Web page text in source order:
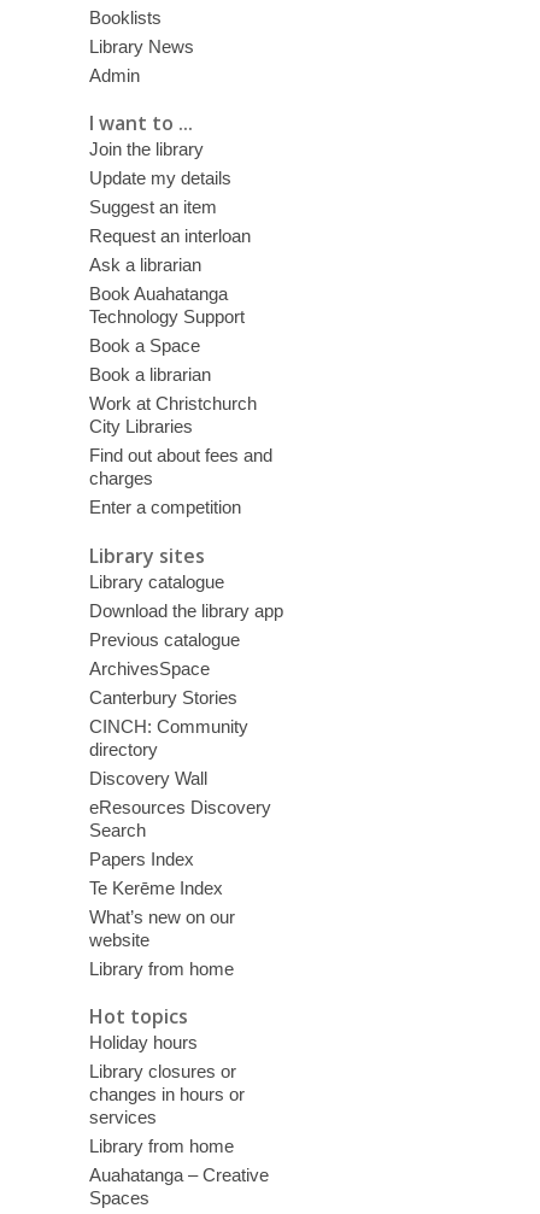
Booklists
Library News
Admin
I want to ...
Join the library
Update my details
Suggest an item
Request an interloan
Ask a librarian
Book Auahatanga
Technology Support
Book a Space
Book a librarian
Work at Christchurch
City Libraries
Find out about fees and
charges
Enter a competition
Library sites
Library catalogue
Download the library app
Previous catalogue
ArchivesSpace
Canterbury Stories
CINCH: Community
directory
Discovery Wall
eResources Discovery
Search
Papers Index
Te Kerēme Index
What’s new on our
website
Library from home
Hot topics
Holiday hours
Library closures or
changes in hours or
services
Library from home
Auahatanga – Creative
Spaces